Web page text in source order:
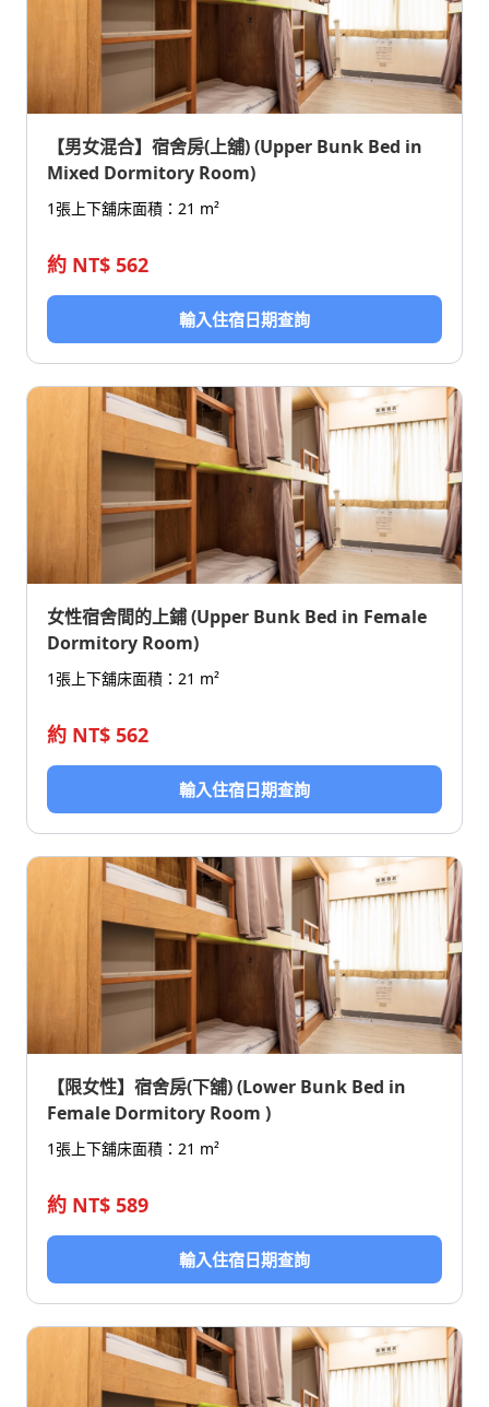
【男女混合】宿舍房(上舖) (Upper Bunk Bed in
Mixed Dormitory Room)
1張上下舖床面積：21 m²
約 NT$ 562
輸入住宿日期查詢
女性宿舍間的上鋪 (Upper Bunk Bed in Female
Dormitory Room)
1張上下舖床面積：21 m²
約 NT$ 562
輸入住宿日期查詢
【限女性】宿舍房(下舖) (Lower Bunk Bed in
Female Dormitory Room )
1張上下舖床面積：21 m²
約 NT$ 589
輸入住宿日期查詢